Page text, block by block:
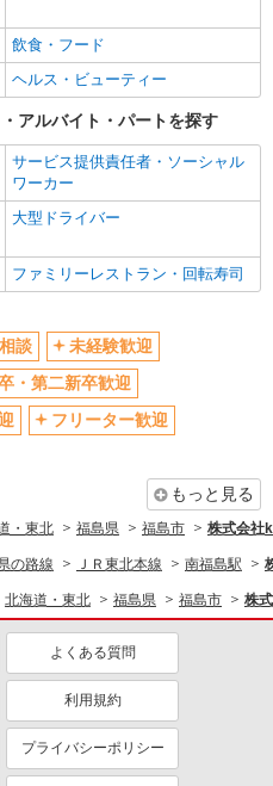
飲食・フード
ヘルス・ビューティー
アルバイト・パートを探す
サービス提供責任者・ソーシャル
ワーカー
大型ドライバー
ファミリーレストラン・回転寿司
談
未経験歓迎
・第二新卒歓迎
フリーター歓迎
もっと見る
・東北 福島県 福島市 株式会社
の路線 ＪＲ東北本線 南福島駅
北海道・東北 福島県 福島市 株
よくある質問
利用規約
プライバシーポリシー